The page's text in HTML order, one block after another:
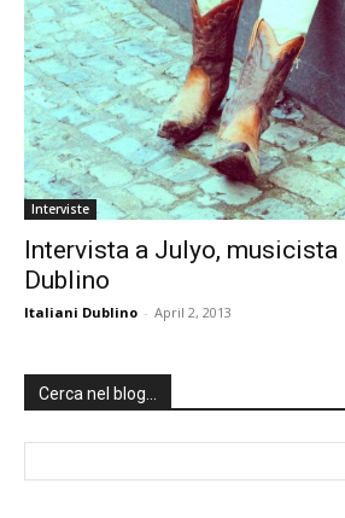
Interviste
Intervista a Julyo,
Dublino
Italiani Dublino - April 2, 2013
Cerca nel blog…